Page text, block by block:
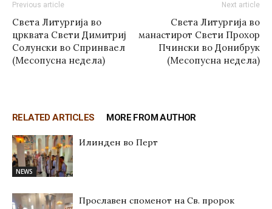
Previous article
Света Литургија во
црквата Свети Димитриј
Солунски во Спринваел
(Месопусна недела)
Next article
Света Литургија во
манастирот Свети Прохор
Пчински во Донибрук
(Месопусна недела)
RELATED ARTICLES MORE FROM AUTHOR
NEWS
Илинден во Перт
Прославен споменот на Св. пророк